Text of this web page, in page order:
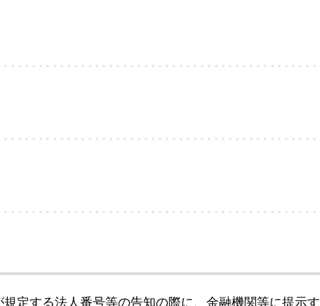
定する法人番号等の告知の際に、金融機関等に提示す